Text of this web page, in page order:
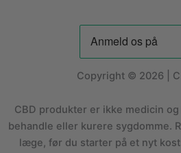
Copyright © 2026 |
CBD produkter er ikke medicin
behandle eller kurere sygdomme.
læge, før du starter på et nyt